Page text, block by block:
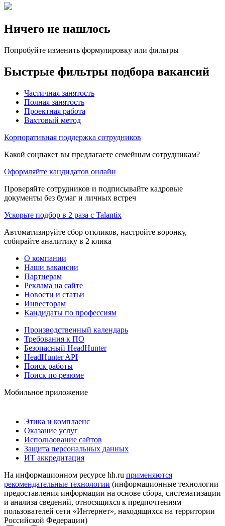
Ничего не нашлось
Попробуйте изменить формулировку или фильтры
Быстрые фильтры подбора вакансий
Частичная занятость
Полная занятость
Проектная работа
Вахтовый метод
Корпоративная поддержка сотрудников
Какой соцпакет вы предлагаете семейным сотрудникам?
Оформляйте кандидатов онлайн
Проверяйте сотрудников и подписывайте кадровые
документы без бумаг и личных встреч
Ускорьте подбор в 2 раза с Talantix
Автоматизируйте сбор откликов, настройте воронку,
собирайте аналитику в 2 клика
О компании
Наши вакансии
Партнерам
Реклама на сайте
Новости и статьи
Инвесторам
Кандидаты по профессиям
Производственный календарь
Требования к ПО
Безопасный HeadHunter
HeadHunter API
Поиск работы
Поиск по резюме
Мобильное приложение
Этика и комплаенс
Оказание услуг
Использование сайтов
Защита персональных данных
ИТ аккредитация
На информационном ресурсе hh.ru применяются
рекомендательные технологии (информационные технологии
предоставления информации на основе сбора, систематизации
и анализа сведений, относящихся к предпочтениям
пользователей сети «Интернет», находящихся на территории
Российской Федерации)